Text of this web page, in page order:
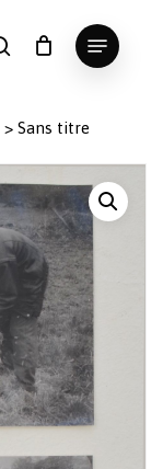
search
Menu
Fermer
le
> Sans titre
Close